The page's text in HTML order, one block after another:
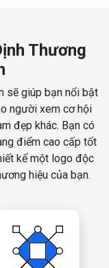
Thương
sẽ giúp bạn nổi bật
người xem cơ hội
đẹp khác. Bạn có
điểm cao cấp tốt
kế một logo độc
hiệu của bạn.